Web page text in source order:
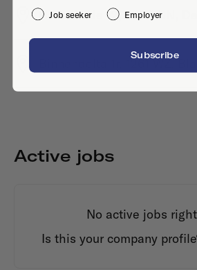
Havenkade 12, 2584 GN,
Binnendelta 1r, 1261 WZ,
Active jobs
No active jobs
Is this your company
Job seeker
Employer
Subscribe